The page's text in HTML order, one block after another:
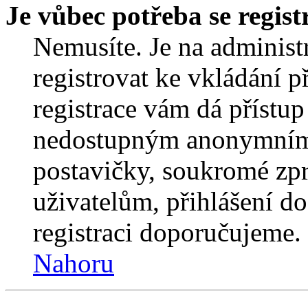
Je vůbec potřeba se
Nemusíte. Je na
registrovat ke vkládání
registrace vám dá
nedostupným
postavičky, soukromé
uživatelům, přihlášení
registraci
Nahoru